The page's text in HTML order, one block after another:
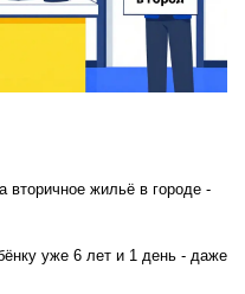
вторичное жильё в городе -
уже 6 лет и 1 день - даже